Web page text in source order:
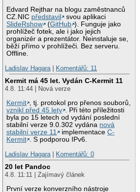
Edvard Rejthar na blogu zaměstnanců
CZ.NIC představil
svou aplikaci
SlideRshow
(GitHub ). Funguje jako
prohlížeč fotek, ale i jako jejich
organizér a prezentátor. Neinstaluje se,
běží přímo v prohlížeči. Bez serveru.
Offline.
Ladislav Hagara | Komentářů: 11
Kermit má 45 let. Vydán C-Kermit 11
4.8. 11:44 | Nová verze
Kermit , tj. protokol pro přenos souborů,
vznikl před 45 lety . Při této příležitosti
byla po 15 letech od vydání poslední
stabilní verze 9.0.302 vydána nová
stabilní verze 11
implementaceC-
Kermit . S podporou IPv6.
Ladislav Hagara | Komentářů: 0
20 let Pandoc
4.8. 11:11 | Zajímavý článek
První verze konverzního nástroje